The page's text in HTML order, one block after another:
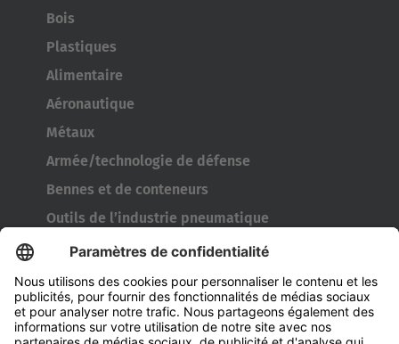
Bois
Plastiques
Alimentaire
Aéronautique
Métaux
Armée/technologie de défense
Bennes et de conteneurs
Outils de l’industrie pneumatique
Transporteur de bobines
Portes et fenêtres
Entreprise